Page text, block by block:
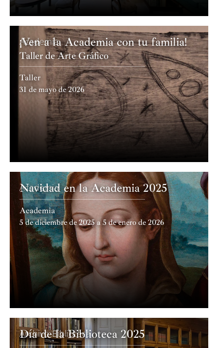
Academia
¡Ven a la Academia con tu familia!
Taller de Arte Gráfico
Taller
31 de mayo de 2026
Academia
Navidad en la Academia 2025
Academia
5 de diciembre de 2025 a 5 de enero de 2026
Archivo-Biblioteca
Día de la Biblioteca 2025